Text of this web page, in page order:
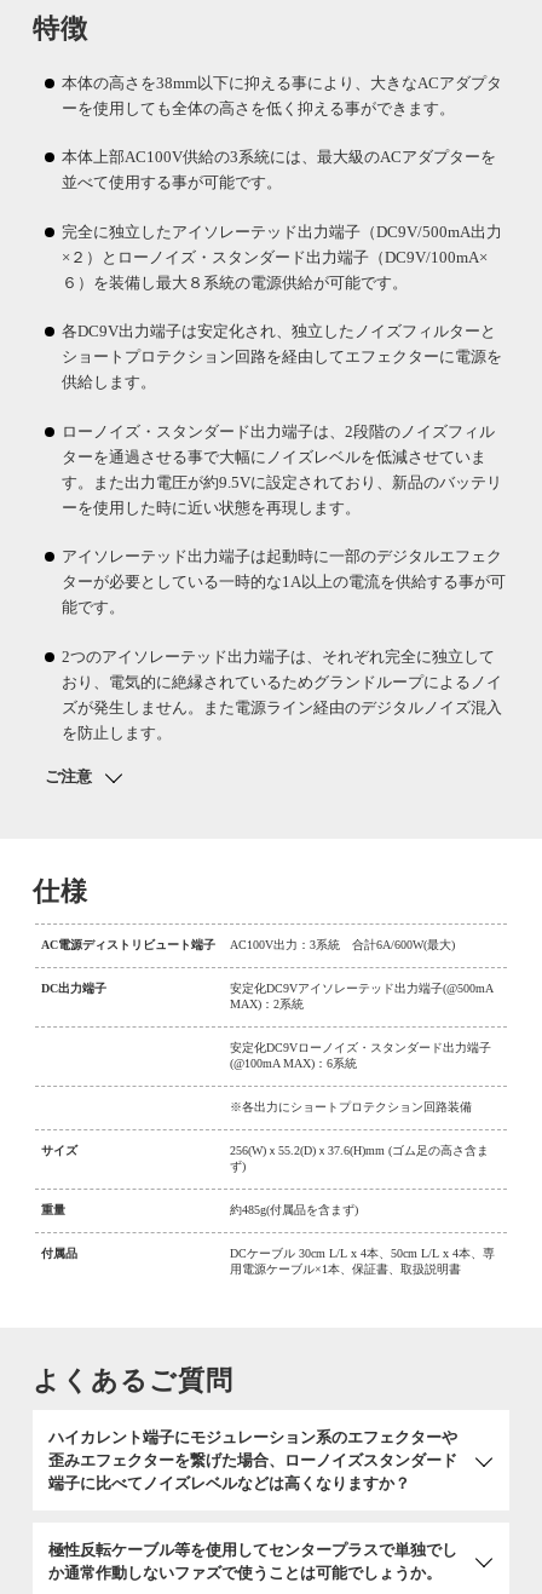
特徴
本体の高さを38mm以下に抑える事により、大きなACアダプタ
ーを使用しても全体の高さを低く抑える事ができます。
本体上部AC100V供給の3系統には、最大級のACアダプターを
並べて使用する事が可能です。
完全に独立したアイソレーテッド出力端子（DC9V/500mA出力
×２）とローノイズ・スタンダード出力端子（DC9V/100mA×
６）を装備し最大８系統の電源供給が可能です。
各DC9V出力端子は安定化され、独立したノイズフィルターと
ショートプロテクション回路を経由してエフェクターに電源を
供給します。
ローノイズ・スタンダード出力端子は、2段階のノイズフィル
ターを通過させる事で大幅にノイズレベルを低減させていま
す。また出力電圧が約9.5Vに設定されており、新品のバッテリ
ーを使用した時に近い状態を再現します。
アイソレーテッド出力端子は起動時に一部のデジタルエフェク
ターが必要としている一時的な1A以上の電流を供給する事が可
能です。
2つのアイソレーテッド出力端子は、それぞれ完全に独立して
おり、電気的に絶縁されているためグランドループによるノイ
ズが発生しません。また電源ライン経由のデジタルノイズ混入
を防止します。
ご注意
仕様
AC電源ディストリビュート端子 AC100V出力：3系統 合計6A/600W(最大)
DC出力端子
安定化DC9Vアイソレーテッド出力端子(@500mA
MAX)：2系統
安定化DC9Vローノイズ・スタンダード出力端子
(@100mA MAX)：6系統
※各出力にショートプロテクション回路装備
サイズ
256(W)ｘ55.2(D)ｘ37.6(H)mm (ゴム足の高さ含ま
ず)
重量 約485g(付属品を含まず)
付属品
DCケーブル 30cm L/L x 4本、50cm L/L x 4本、専
用電源ケーブル×1本、保証書、取扱説明書
よくあるご質問
ハイカレント端子にモジュレーション系のエフェクターや
歪みエフェクターを繋げた場合、ローノイズスタンダード
端子に比べてノイズレベルなどは高くなりますか？
極性反転ケーブル等を使用してセンタープラスで単独でし
か通常作動しないファズで使うことは可能でしょうか。